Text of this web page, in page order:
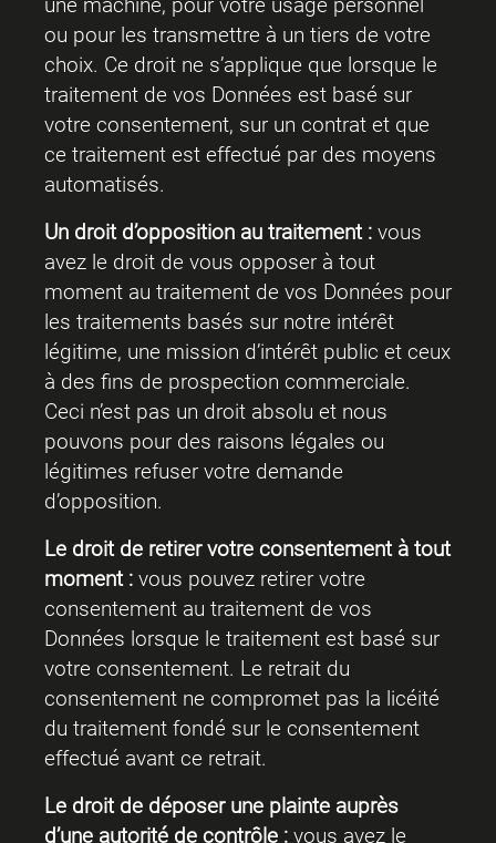
ou pour les transmettre à un tiers de votre
choix. Ce droit ne s’applique que lorsque le
traitement de vos Données est basé sur
votre consentement, sur un contrat et que
ce traitement est effectué par des moyens
automatisés.
Un droit d’opposition au traitement : vous
avez le droit de vous opposer à tout
moment au traitement de vos Données pour
les traitements basés sur notre intérêt
légitime, une mission d’intérêt public et ceux
à des fins de prospection commerciale.
Ceci n’est pas un droit absolu et nous
pouvons pour des raisons légales ou
légitimes refuser votre demande
d’opposition.
Le droit de retirer votre consentement à tout
moment : vous pouvez retirer votre
consentement au traitement de vos
Données lorsque le traitement est basé sur
votre consentement. Le retrait du
consentement ne compromet pas la licéité
du traitement fondé sur le consentement
effectué avant ce retrait.
Le droit de déposer une plainte auprès
d’une autorité de contrôle : vous avez le